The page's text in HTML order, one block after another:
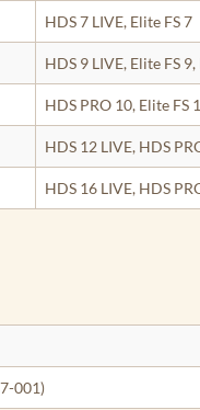
HDS 7 LIVE, Elite FS 7
HDS 9 LIVE, Elite FS
HDS PRO 10, Elite FS
HDS 12 LIVE, HDS
HDS 16 LIVE, HDS
001)